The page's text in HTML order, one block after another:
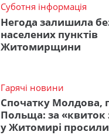
Суботня інформація
Негода залишила
населених пунктів
Житомирщини
Гарячі новини
Спочатку Молдова,
Польща: за «квиток
у Житомирі просили